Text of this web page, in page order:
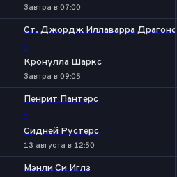
Завтра в 07:00
Ст. Джордж Иллаварра Драгонс
-
Кронулла Шаркс
Завтра в 09:05
Пенрит Пантерс
-
Сидней Рустерс
13 августа в 12:50
Мэнли Си Иглз